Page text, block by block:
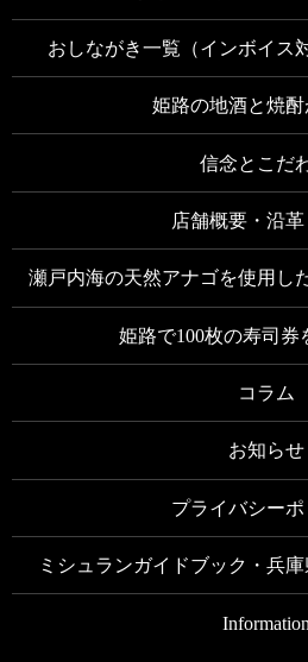
るるぶ兵庫に掲載されました
2022/11/26
姫路の好古園から徒歩13分 天然
姫路すし一はインボイスに対応
2022/6/15
国産アワビの鉄板焼き以外にもア
す。
2022/5/16
瀬戸内海のハモの「鱧（はも）会席
おしながき一覧（インボイス
姫路の地酒と焼
信念とこだ
店舗概要・沿革
瀬戸内海の天然アナゴを使用し
姫路で100枚の寿司券
コラム
お知らせ
プライバシー
ミシュランガイドブック・兵
Information